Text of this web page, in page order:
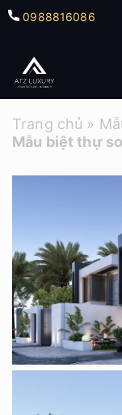
0988816086
Trang chủ »
Mẫu biệt thự